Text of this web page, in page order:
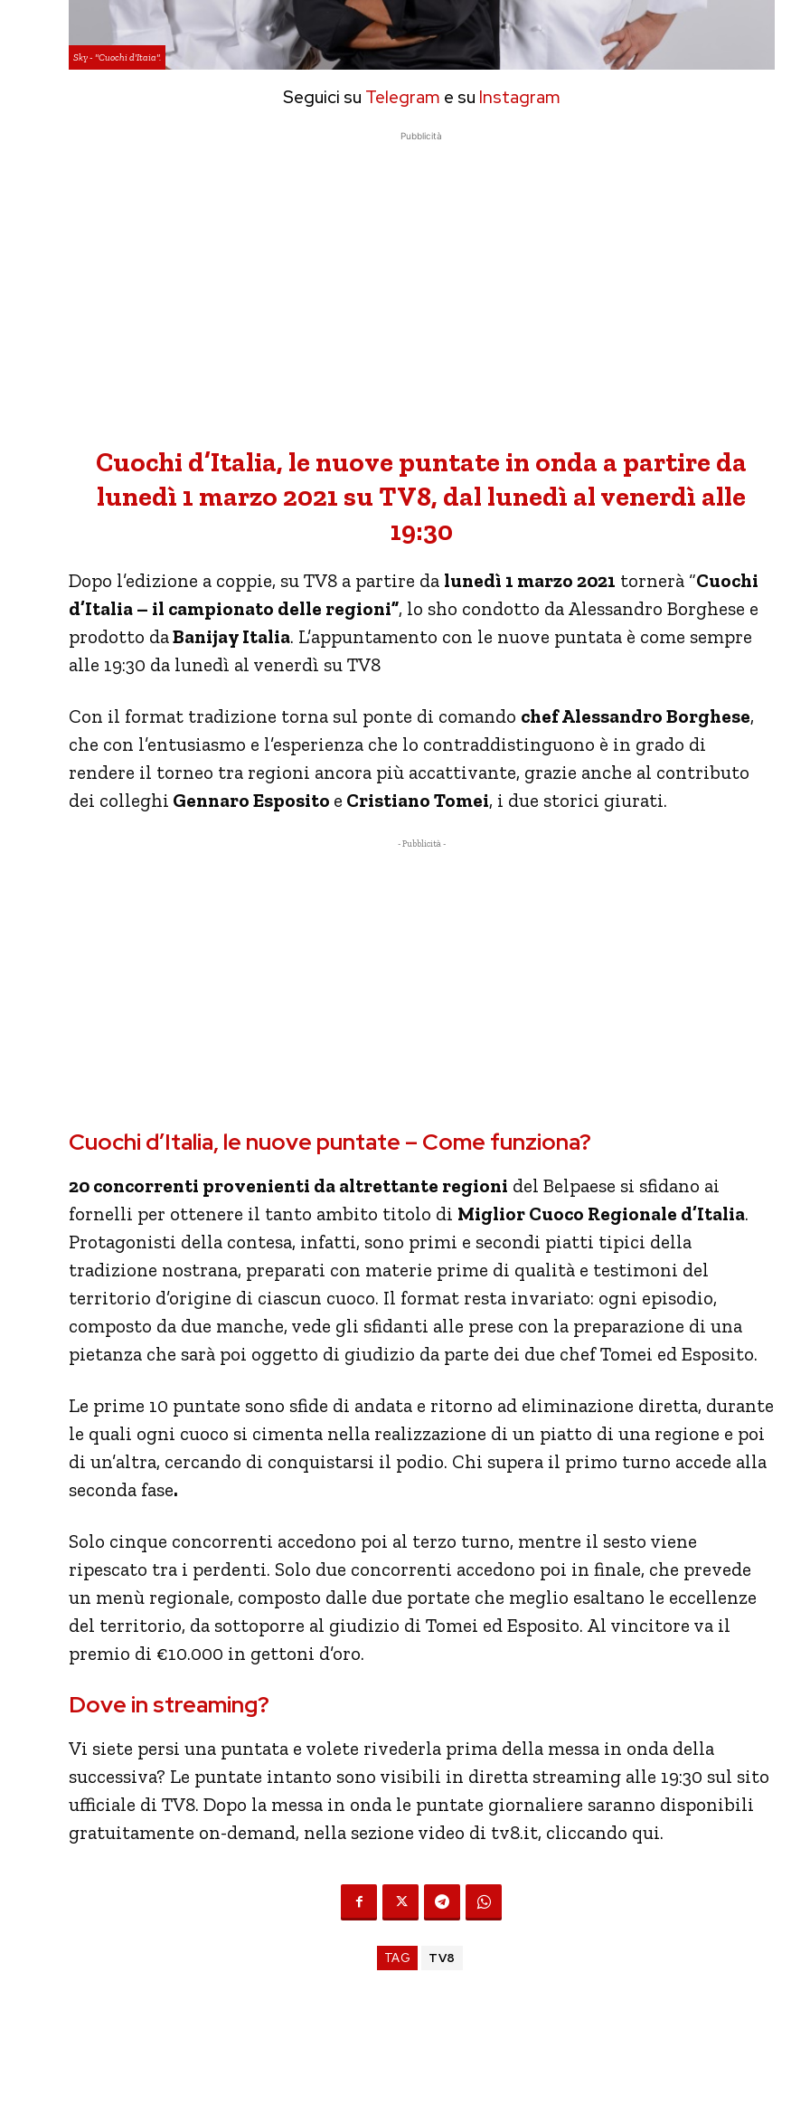
Sky - "Cuochi d'Itaia".
Seguici su Telegram e su Instagram
Pubblicità
Cuochi d’Italia, le nuove puntate in onda a partire da
lunedì 1 marzo 2021 su TV8, dal lunedì al venerdì alle
19:30
Dopo l’edizione a coppie, su TV8 a partire da lunedì 1 marzo 2021 tornerà “Cuochi
d’Italia – il campionato delle regioni”, lo sho condotto da Alessandro Borghese e
prodotto daBanijay Italia. L’appuntamento con le nuove puntata è come sempre
alle 19:30 da lunedì al venerdì su TV8
Con il format tradizione torna sul ponte di comando chef Alessandro Borghese,
che con l’entusiasmo e l’esperienza che lo contraddistinguono è in grado di
rendere il torneo tra regioni ancora più accattivante, grazie anche al contributo
dei colleghi Gennaro Esposito e Cristiano Tomei, i due storici giurati.
- Pubblicità -
Cuochi d’Italia, le nuove puntate – Come funziona?
20 concorrenti provenienti da altrettante regioni del Belpaese si sfidano ai
fornelli per ottenere il tanto ambito titolo di Miglior Cuoco Regionale d’Italia.
Protagonisti della contesa, infatti, sono primi e secondi piatti tipici della
tradizione nostrana, preparati con materie prime di qualità e testimoni del
territorio d’origine di ciascun cuoco. Il format resta invariato: ogni episodio,
composto da due manche, vede gli sfidanti alle prese con la preparazione di una
pietanza che sarà poi oggetto di giudizio da parte dei due chef Tomei ed Esposito.
Le prime 10 puntate sono sfide di andata e ritorno ad eliminazione diretta, durante
le quali ogni cuoco si cimenta nella realizzazione di un piatto di una regione e poi
di un’altra, cercando di conquistarsi il podio. Chi supera il primo turno accede alla
seconda fase.
Solo cinque concorrenti accedono poi al terzo turno, mentre il sesto viene
ripescato tra i perdenti. Solo due concorrenti accedono poi in finale, che prevede
un menù regionale, composto dalle due portate che meglio esaltano le eccellenze
del territorio, da sottoporre al giudizio di Tomei ed Esposito. Al vincitore va il
premio di €10.000 in gettoni d’oro.
Dove in streaming?
Vi siete persi una puntata e volete rivederla prima della messa in onda della
successiva? Le puntate intanto sono visibili in diretta streaming alle 19:30 sul sito
ufficiale di TV8. Dopo la messa in onda le puntate giornaliere saranno disponibili
gratuitamente on-demand, nella sezione video di tv8.it, cliccando qui.
TAG TV8